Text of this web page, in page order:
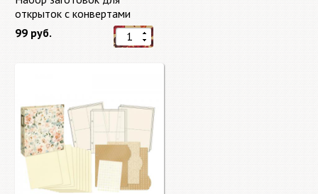
открыток с конвертами
Старый мир (Old World) от
DCWV
99 руб.